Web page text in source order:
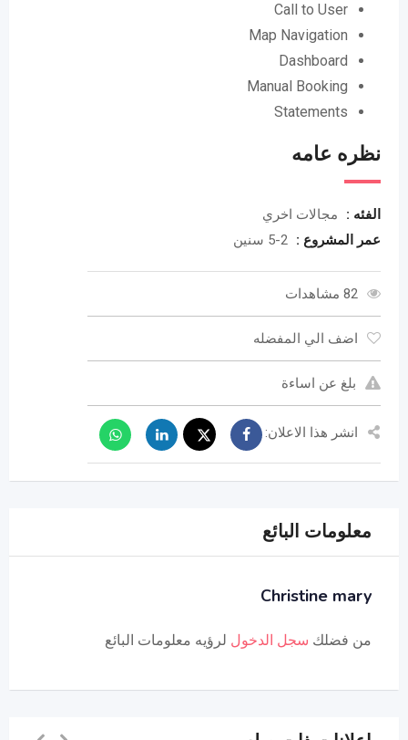
Call to User
Map Navigation
Dashboard
Manual Booking
Statements
نظره عامه
الفئه :
مجالات اخري
عمر المشروع : 2-5 سنين
82 مشاهدات
اضف الي المفضله
بلغ عن اساءة
انشر هذا الاعلان:
معلومات البائع
Christine mary
من فضلك سجل الدخول لرؤيه معلومات البائع